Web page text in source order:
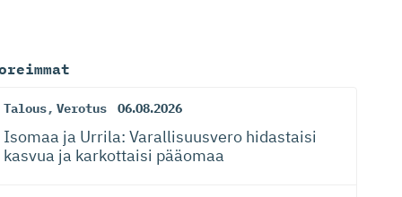
Talous, Verotus 06.08.2026
Isomaa ja Urrila: Varallisuusvero hidastaisi
kasvua ja karkottaisi pääomaa